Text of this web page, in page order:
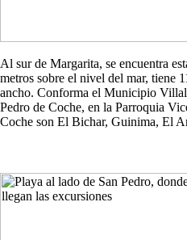
Al sur de Margarita, se encuentra
metros sobre el nivel del mar, tiene
ancho. Conforma el Municipio
Pedro de Coche, en la Parroquia
Coche son El Bichar, Guinima, El